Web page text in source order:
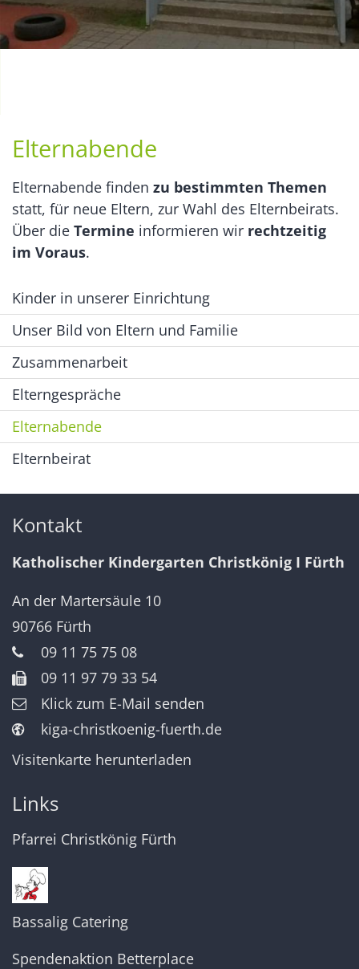
Elternabende
Elternabende finden zu bestimmten Themen
statt, für neue Eltern, zur Wahl des Elternbeirats.
Über die Termine informieren wir rechtzeitig
im Voraus.
Kinder in unserer Einrichtung
Unser Bild von Eltern und Familie
Zusammenarbeit
Elterngespräche
Elternabende
Elternbeirat
Kontakt
Katholischer Kindergarten Christkönig I Fürth
An der Martersäule 10
90766 Fürth
09 11 75 75 08
09 11 97 79 33 54
Klick zum E-Mail senden
kiga-christkoenig-fuerth.de
Visitenkarte herunterladen
Links
Pfarrei Christkönig Fürth
Bassalig Catering
Spendenaktion Betterplace